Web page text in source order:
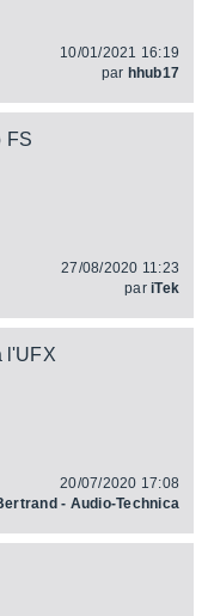
10/01/2021 16:19
par hhub17
FS
27/08/2020 11:23
pariTek
l'UFX
20/07/2020 17:08
- Audio-Technica